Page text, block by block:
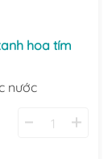
hoa tím
nước